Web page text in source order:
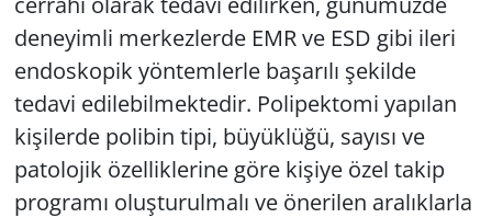
deneyimli merkezlerde EMR ve ESD gibi ileri
endoskopik yöntemlerle başarılı şekilde
tedavi edilebilmektedir. Polipektomi yapılan
kişilerde polibin tipi, büyüklüğü, sayısı ve
patolojik özelliklerine göre kişiye özel takip
programı oluşturulmalı ve önerilen aralıklarla